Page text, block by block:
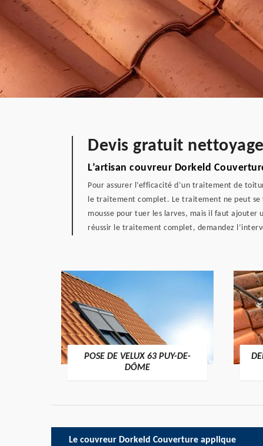
Devis gratuit
L’artisan couvreur Dorkeld
Pour assurer l’efficacité d’un traitement de
le traitement complet. Le traitement ne peut se
mousse pour tuer les larves, mais il faut
réussir le traitement complet, demandez
POSE DE VELUX 63 PUY-DE-
DÔME
Le couvreur Dorkeld Couverture applique